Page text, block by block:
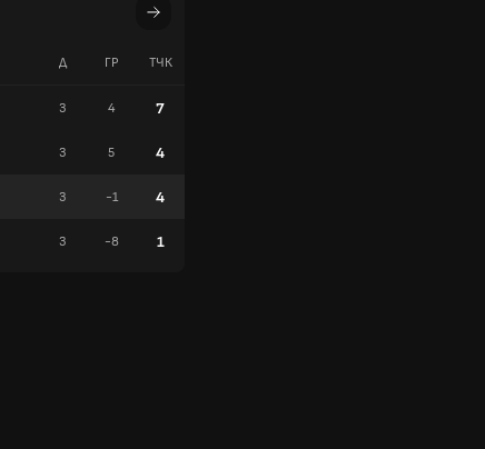
Д ГР TЧК
3 4 7
3 5 4
3 -1 4
3 -8 1